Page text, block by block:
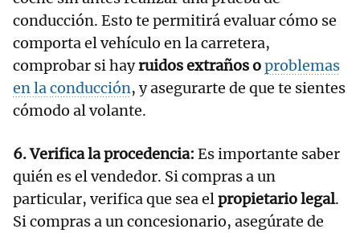
conducción. Esto te permitirá evaluar cómo se
comporta el vehículo en la carretera,
comprobar si hayruidos extraños oproblemas
en la conducción, y asegurarte de que te sientes
cómodo al volante.
6. Verifica la procedencia: Es importante saber
quién es el vendedor. Si compras a un
particular, verifica que sea elpropietario legal.
Si compras a un concesionario, asegúrate de